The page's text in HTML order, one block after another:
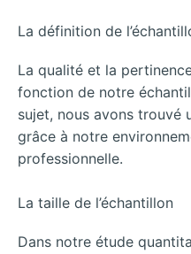
La définition de
La qualité et la
fonction de notre
sujet, nous avons trouvé
grâce à notre
professionnelle.
La taille de l’échantillon
Dans notre étude